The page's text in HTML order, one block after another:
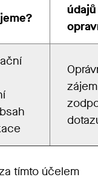
údajů
tímto účelem